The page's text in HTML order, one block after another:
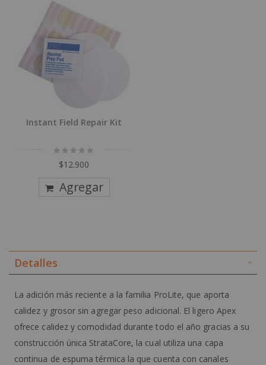
Instant Field Repair Kit
Rating:
0%
$12.900
Agregar
Agregar
Detalles
La adición más reciente a la familia ProLite, que aporta
calidez y grosor sin agregar peso adicional. El ligero Apex
ofrece calidez y comodidad durante todo el año gracias a su
construcción única StrataCore, la cual utiliza una capa
continua de espuma térmica la que cuenta con canales